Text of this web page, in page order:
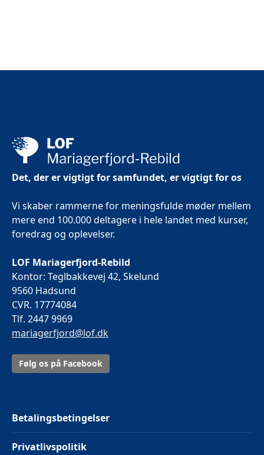
Det, der er vigtigt for samfundet, er vigtigt for os
Vi skaber rammerne for meningsfulde møder mellem
mere end 100.000 deltagere i hele landet med kurser,
foredrag og oplevelser.
LOF Mariagerfjord-Rebild
Kontor: Teglbakkevej 42, Skelund
9560 Hadsund
CVR. 17774084
Tlf. 2447 9969
mariagerfjord@lof.dk
Følg os på Facebook
Betalingsbetingelser
Privatlivspolitik